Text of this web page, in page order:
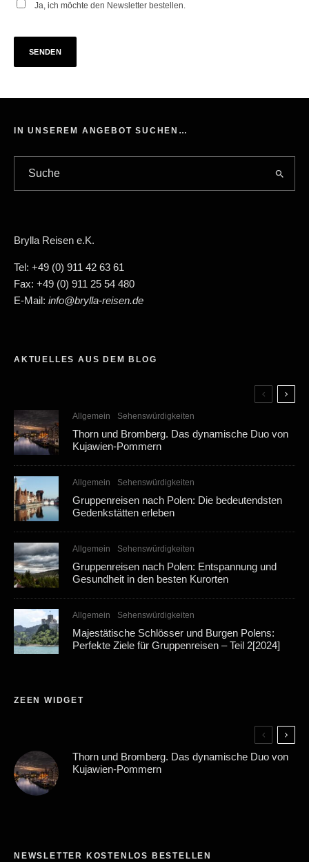
Ja, ich möchte den Newsletter bestellen.
IN UNSEREM ANGEBOT SUCHEN…
Brylla Reisen e.K.
Tel: +49 (0) 911 42 63 61
Fax: +49 (0) 911 25 54 480
E-Mail: info@brylla-reisen.de
AKTUELLES AUS DEM BLOG
Allgemein Sehenswürdigkeiten
Thorn und Bromberg. Das dynamische Duo von
Kujawien-Pommern
Allgemein Sehenswürdigkeiten
Gruppenreisen nach Polen: Die bedeutendsten
Gedenkstätten erleben
Allgemein Sehenswürdigkeiten
Gruppenreisen nach Polen: Entspannung und
Gesundheit in den besten Kurorten
Allgemein Sehenswürdigkeiten
Majestätische Schlösser und Burgen Polens:
Perfekte Ziele für Gruppenreisen – Teil 2[2024]
ZEEN WIDGET
Thorn und Bromberg. Das dynamische Duo von
Kujawien-Pommern
NEWSLETTER KOSTENLOS BESTELLEN